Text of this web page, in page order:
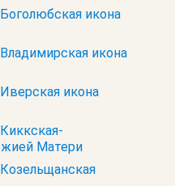
икона
икона
икона
Матери